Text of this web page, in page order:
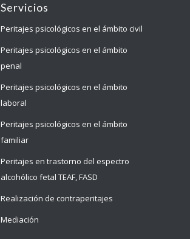
Servicios
Peritajes psicológicos en el ámbito civil
Peritajes psicológicos en el ámbito
penal
Peritajes psicológicos en el ámbito
laboral
Peritajes psicológicos en el ámbito
familiar
Peritajes en trastorno del espectro
alcohólico fetal TEAF, FASD
Realización de contraperitajes
Mediación